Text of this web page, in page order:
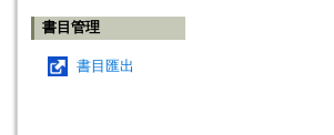
書目管理
書目匯出